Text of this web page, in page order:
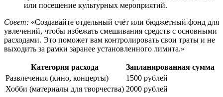
или посещение культурных мероприятий.
Совет: «Создавайте отдельный счёт или бюджетный фонд для
увлечений, чтобы избежать смешивания средств с основными
расходами. Это поможет вам контролировать свои траты и не
выходить за рамки заранее установленного лимита.»
Категория расхода
Запланированная сумма
Развлечения (кино, концерты)
1500 рублей
Хобби (материалы для творчества) 2000 рублей